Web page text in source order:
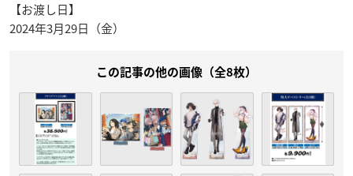
【お渡し日】
2024年3月29日（金）
この記事の他の画像（全8枚）